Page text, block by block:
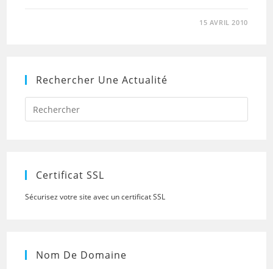
15 AVRIL 2010
Rechercher Une Actualité
Press
to
Certificat SSL
Sécurisez votre site avec un certificat SSL
Nom De Domaine